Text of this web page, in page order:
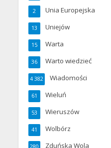
Unia Europejska
2
Uniejów
13
Warta
15
Warto wiedzieć
36
Wiadomości
4 382
Wieluń
61
Wieruszów
53
Wolbórz
41
Zduńska Wola